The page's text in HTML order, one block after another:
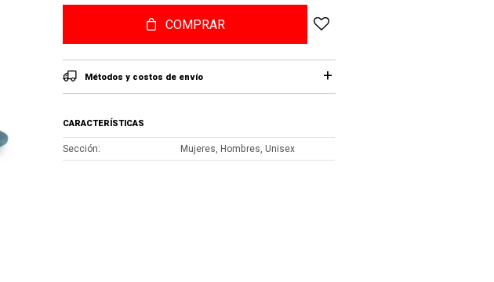
COMPRAR
Métodos y costos de envío
CARACTERÍSTICAS
Sección Mujeres, Hombres, Unisex